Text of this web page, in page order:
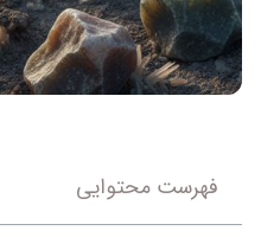
فهرست محتوایی